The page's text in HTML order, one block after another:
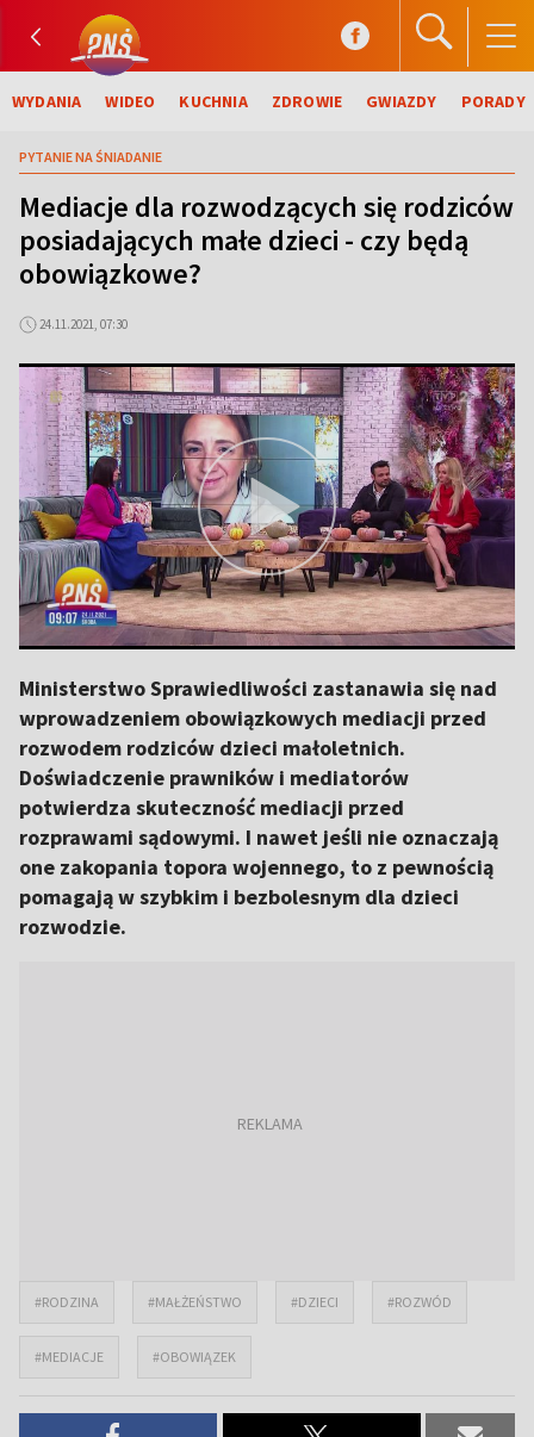
WYDANIA WIDEO KUCHNIA ZDROWIE GWIAZDY PORADY
PYTANIE NA ŚNIADANIE
Mediacje dla rozwodzących się rodziców
posiadających małe dzieci - czy będą
obowiązkowe?
24.11.2021, 07:30
Ministerstwo Sprawiedliwości zastanawia się nad
wprowadzeniem obowiązkowych mediacji przed
rozwodem rodziców dzieci małoletnich.
Doświadczenie prawników i mediatorów
potwierdza skuteczność mediacji przed
rozprawami sądowymi. I nawet jeśli nie oznaczają
one zakopania topora wojennego, to z pewnością
pomagają w szybkim i bezbolesnym dla dzieci
rozwodzie.
#RODZINA #MAŁŻEŃSTWO #DZIECI #ROZWÓD
#MEDIACJE #OBOWIĄZEK